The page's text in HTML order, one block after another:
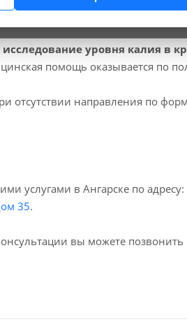
исследование уровня калия в
помощь оказывается по
отсутствии направления по
услугами в Ангарске по адресу:
35.
вы можете